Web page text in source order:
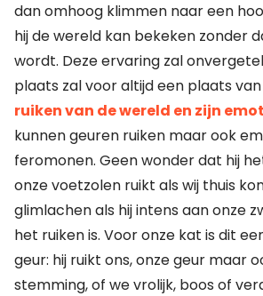
dan omhoog klimmen naar een
hij de wereld kan bekeken zonder
wordt. Deze ervaring zal
plaats zal voor altijd een plaats van
ruiken van de wereld en zijn
kunnen geuren ruiken maar ook
feromonen. Geen wonder dat hij
onze voetzolen ruikt als wij thuis
glimlachen als hij intens aan onze
het ruiken is. Voor onze kat is dit
geur: hij ruikt ons, onze geur maar
stemming, of we vrolijk, boos of